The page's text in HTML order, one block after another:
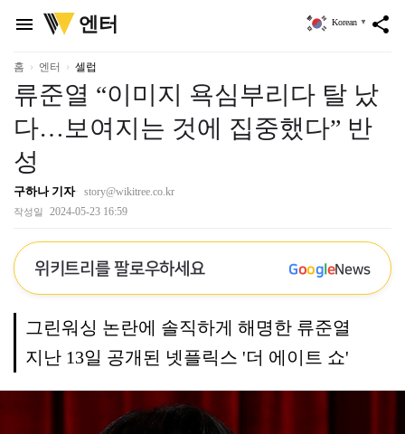
menu
위
키
리
엔터 share
Korean ▼
홈 엔터 셀럽
류준열 “이미지 욕심부리다 탈 났
다…보여지는 것에 집중했다” 반
성
구하나 기자 story@wikitree.co.kr
작성일 2024-05-23 16:59
위키트리를 팔로우하세요 GoogleNews
그린워싱 논란에 솔직하게 해명한 류준열
지난 13일 공개된 넷플릭스 '더 에이트 쇼'